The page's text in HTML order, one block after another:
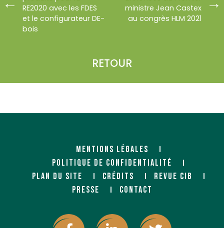
RE2020 avec les FDES
et le configurateur DE-
bois
RETOUR
ministre Jean Castex
au congrès HLM 2021
MENTIONS LÉGALES
POLITIQUE DE CONFIDENTIALITÉ
PLAN DU SITE
CRÉDITS
REVUE CIB
PRESSE
CONTACT